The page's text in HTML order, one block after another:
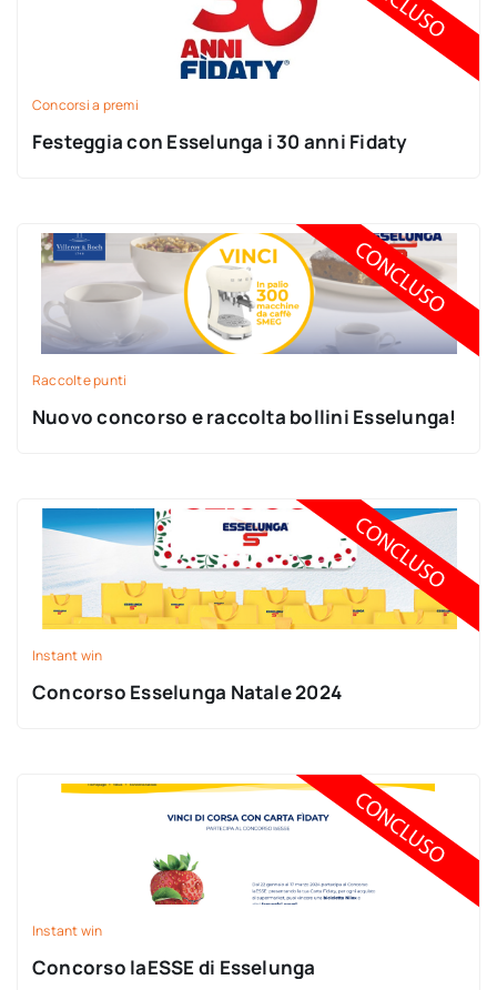
Concorsi a premi
Festeggia con Esselunga i 30 anni Fidaty
Raccolte punti
Nuovo concorso e raccolta bollini Esselunga!
Instant win
Concorso Esselunga Natale 2024
Instant win
Concorso laESSE di Esselunga